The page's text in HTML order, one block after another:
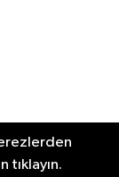
tıklayın.